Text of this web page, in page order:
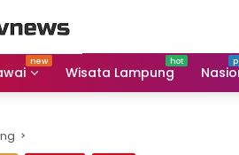
Wisata Lampung